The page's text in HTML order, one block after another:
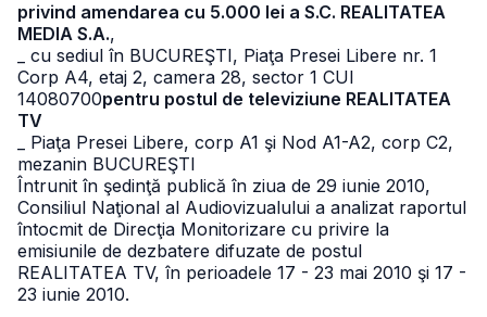
privind amendarea cu 5.000 lei a S.C. REALITATEA
MEDIA S.A.,
_ cu sediul în BUCUREŞTI, Piaţa Presei Libere nr. 1
Corp A4, etaj 2, camera 28, sector 1 CUI
14080700pentru postul de televiziune REALITATEA
TV
_ Piaţa Presei Libere, corp A1 şi Nod A1-A2, corp C2,
mezanin BUCUREŞTI
Întrunit în şedinţă publică în ziua de 29 iunie 2010,
Consiliul Naţional al Audiovizualului a analizat raportul
întocmit de Direcţia Monitorizare cu privire la
emisiunile de dezbatere difuzate de postul
REALITATEA TV, în perioadele 17 - 23 mai 2010 şi 17 -
23 iunie 2010.